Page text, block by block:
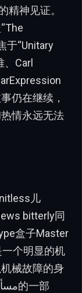
精神见证。
于“Unitary
、Carl
仍在继续，
情永远无法
儿
bitterly同
盒子Master
个明显的机
械故障的身